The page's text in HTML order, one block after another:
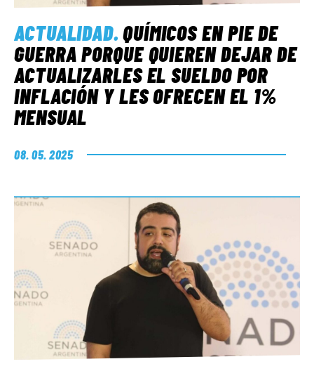
ACTUALIDAD.QUÍMICOS EN PIE DE
GUERRA PORQUE QUIEREN DEJAR DE
ACTUALIZARLES EL SUELDO POR
INFLACIÓN Y LES OFRECEN EL 1%
MENSUAL
08. 05. 2025